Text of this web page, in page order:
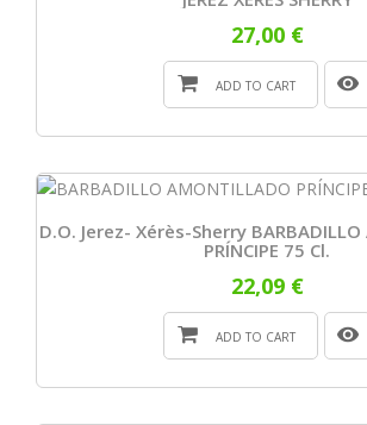
27,00 €
ADD TO CART
D.O. Jerez- Xérès-Sherry
PRÍNCIPE 75 Cl.
22,09 €
ADD TO CART